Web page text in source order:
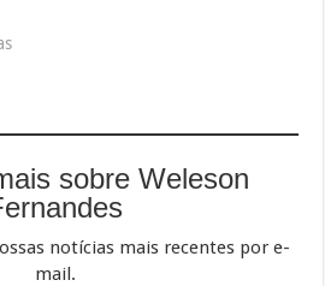
sobre Weleson
notícias mais recentes por e-
mail.